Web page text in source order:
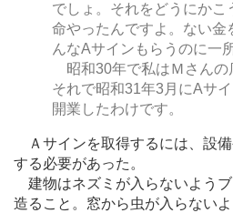
でしょ。それをどうにかこ
命やったんですよ。ない金
んなAサインもらうのに一
昭和30年で私はＭさんの
それで昭和31年3月にAサ
開業したわけです。
Ａサインを取得するには、設
する必要があった。
建物はネズミが入らないよう
造ること。窓から虫が入らない